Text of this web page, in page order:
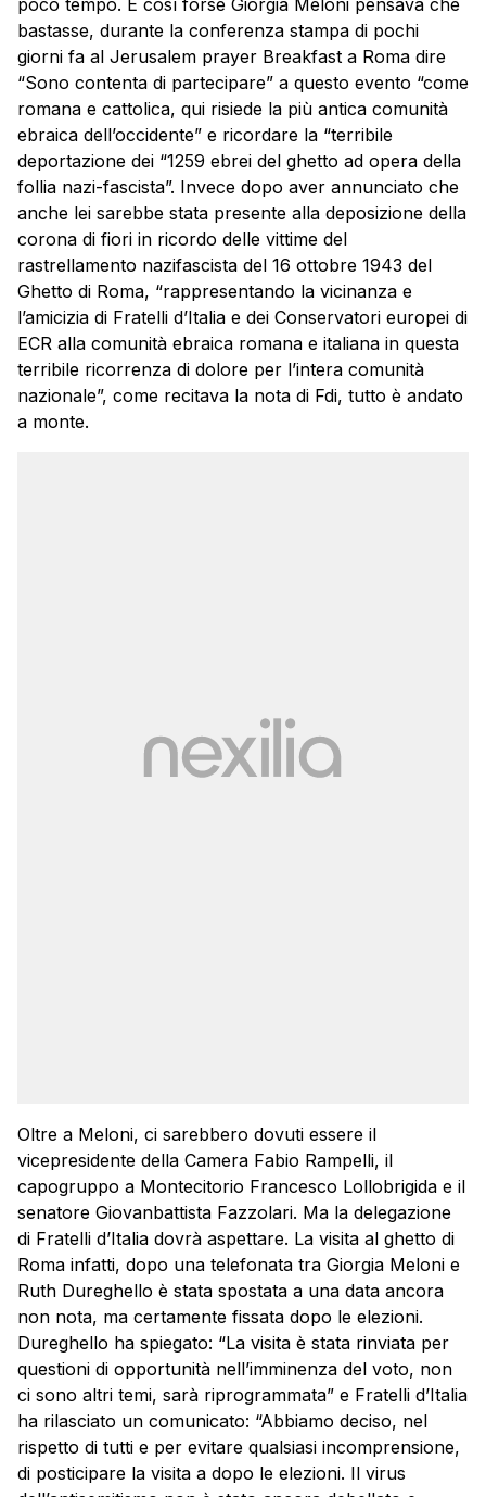
bastasse, durante la conferenza stampa di pochi
giorni fa al Jerusalem prayer Breakfast a Roma dire
“Sono contenta di partecipare” a questo evento “come
romana e cattolica, qui risiede la più antica comunità
ebraica dell’occidente” e ricordare la “terribile
deportazione dei “1259 ebrei del ghetto ad opera della
follia nazi-fascista”. Invece dopo aver annunciato che
anche lei sarebbe stata presente alla deposizione della
corona di fiori in ricordo delle vittime del
rastrellamento nazifascista del 16 ottobre 1943 del
Ghetto di Roma, “rappresentando la vicinanza e
l’amicizia di Fratelli d’Italia e dei Conservatori europei di
ECR alla comunità ebraica romana e italiana in questa
terribile ricorrenza di dolore per l’intera comunità
nazionale”, come recitava la nota di Fdi, tutto è andato
a monte.
Oltre a Meloni, ci sarebbero dovuti essere il
vicepresidente della Camera Fabio Rampelli, il
capogruppo a Montecitorio Francesco Lollobrigida e il
senatore Giovanbattista Fazzolari. Ma la delegazione
di Fratelli d’Italia dovrà aspettare. La visita al ghetto di
Roma infatti, dopo una telefonata tra Giorgia Meloni e
Ruth Dureghello è stata spostata a una data ancora
non nota, ma certamente fissata dopo le elezioni.
Dureghello ha spiegato: “La visita è stata rinviata per
questioni di opportunità nell’imminenza del voto, non
ci sono altri temi, sarà riprogrammata” e Fratelli d’Italia
ha rilasciato un comunicato: “Abbiamo deciso, nel
rispetto di tutti e per evitare qualsiasi incomprensione,
di posticipare la visita a dopo le elezioni. Il virus